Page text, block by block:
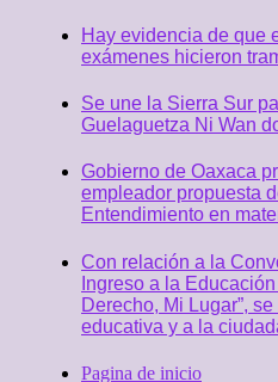
Hay evidencia de que
exámenes hicieron
Se une la Sierra Sur
Guelaguetza Ni Wan
Gobierno de Oaxaca
empleador propuesta
Entendimiento en
Con relación a la
Ingreso a la
Derecho, Mi Lugar”,
educativa y a la
Pagina de inicio